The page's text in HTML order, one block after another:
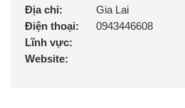
Địa chỉ:
Gia Lai
Điện thoại:
0943446608
Lĩnh vực:
Website: